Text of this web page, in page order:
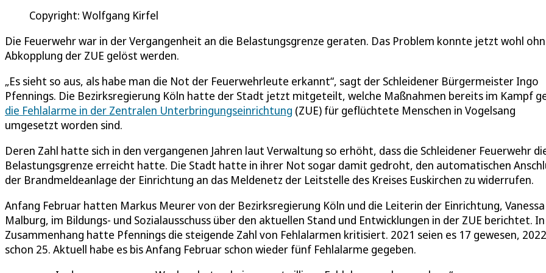
Copyright: Wolfgang Kirfel
Die Feuerwehr war in der Vergangenheit an die Belastungsgrenze geraten. Das Problem konnte jetzt wohl
Abkopplung der ZUE gelöst werden.
„Es sieht so aus, als habe man die Not der Feuerwehrleute erkannt“, sagt der Schleidener Bürgermeister Ingo
Pfennings. Die Bezirksregierung Köln hatte der Stadt jetzt mitgeteilt, welche Maßnahmen bereits im Kampf
die Fehlalarme in der Zentralen Unterbringungseinrichtung (ZUE) für geflüchtete Menschen in Vogelsang
umgesetzt worden sind.
Deren Zahl hatte sich in den vergangenen Jahren laut Verwaltung so erhöht, dass die Schleidener Feuerwehr
Belastungsgrenze erreicht hatte. Die Stadt hatte in ihrer Not sogar damit gedroht, den automatischen
der Brandmeldeanlage der Einrichtung an das Meldenetz der Leitstelle des Kreises Euskirchen zu widerrufen.
Anfang Februar hatten Markus Meurer von der Bezirksregierung Köln und die Leiterin der Einrichtung, Vanessa
Malburg, im Bildungs- und Sozialausschuss über den aktuellen Stand und Entwicklungen in der ZUE berichtet.
Zusammenhang hatte Pfennings die steigende Zahl von Fehlalarmen kritisiert. 2021 seien es 17 gewesen, 2022
schon 25. Aktuell habe es bis Anfang Februar schon wieder fünf Fehlalarme gegeben.